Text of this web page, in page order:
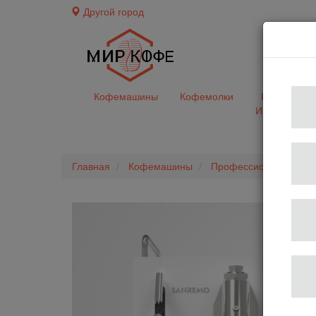
Другой город
Кофемашины Кофемолки
Кофе&Чай
Ингредиенты
Главная Кофемашины Профессиональные